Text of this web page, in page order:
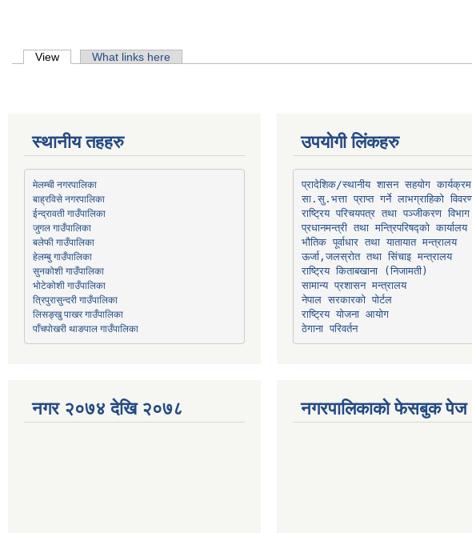
Primary tabs
View (active tab)What links here
स्थानीय तहहरु
मेलम्ची नगरपालिका
बाह्रविसे नगरपालिका
ईन्द्रावती गाउँपालिका
जुगल गाउँपालिका
बलेफी गाउँपालिका
हेलम्बु गाउँपालिका
सुनकोशी गाउँपालिका
भोटेकोशी गाउँपालिका
त्रिपुरासुन्दरी गाउँपालिका
लिसङ्खु पाखर गाउँपालिका
पाँचपोखरी थाङपाल गाउँपालिका
नगर २०७४ देखि २०७८
उपयोगी लिंकहरु
प्रादेशिक/स्थानीय शासन सहयोग कार्यक्रम
राष्ट्रिय परिचयपत्र तथा पञ्‍जीकरण विभाग
प्रधानमन्त्री तथा मन्त्रिपरिषद्को कार्यालय
भौतिक पूर्वाधार तथा यातायात मन्त्रालय
ऊर्जा,जलस्रोत तथा सिंचाइ मन्त्रालय
सामान्य प्रशासन मन्त्रालय
नेपाल सरकारको पोर्टल
राष्ट्रिय योजना आयोग
ठेगाना परिवर्तन
नगरपालिकाको फेसबुक पेज